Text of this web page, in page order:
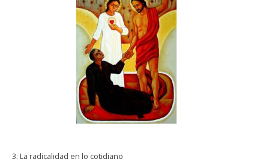
3. La radicalidad en lo cotidiano